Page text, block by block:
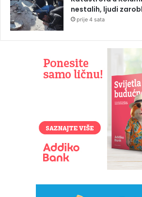
nestalih, ljudi
prije 4 sata